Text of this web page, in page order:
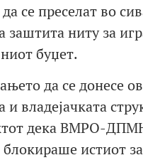
се преселат во
ниту за
буџет.
да се донесе
владејачката
дека ВМРО-
истиот